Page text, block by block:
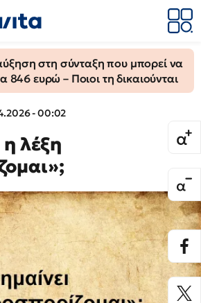
στη σύνταξη που μπορεί να
846 ευρώ – Ποιοι τη δικαιούνται
- 00:02
η λέξη